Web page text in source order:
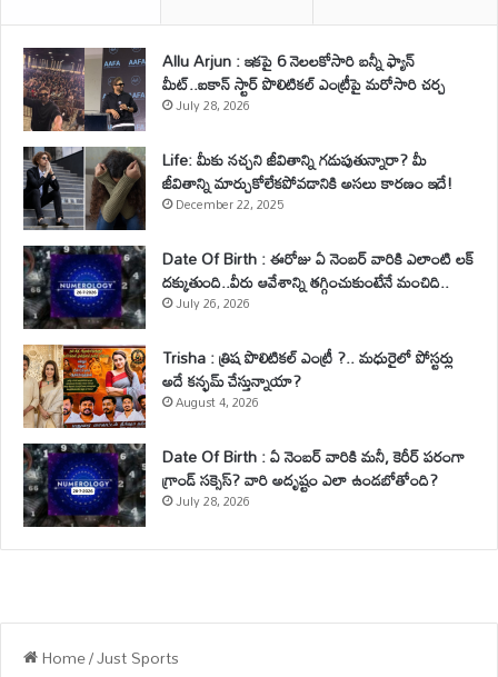
Allu Arjun : ఇకపై 6 నెలలకోసారి బన్నీ ఫ్యాన్
మీట్..ఐకాన్ స్టార్ పొలిటికల్ ఎంట్రీపై మరోసారి చర్చ
July 28, 2026
Life: మీకు నచ్చని జీవితాన్ని గడుపుతున్నారా? మీ
జీవితాన్ని మార్చుకోలేకపోవడానికి అసలు కారణం ఇదే!
December 22, 2025
Date Of Birth : ఈరోజు ఏ నెంబర్ వారికి ఎలాంటి లక్
దక్కుతుంది..వీరు ఆవేశాన్ని తగ్గించుకుంటేనే మంచిది..
July 26, 2026
Trisha : త్రిష పొలిటికల్ ఎంట్రీ ?.. మధురైలో పోస్టర్లు
అదే కన్ఫమ్ చేస్తున్నాయా?
August 4, 2026
Date Of Birth : ఏ నెంబర్ వారికి మనీ, కెరీర్ పరంగా
గ్రాండ్ సక్సెస్? వారి అదృష్టం ఎలా ఉండబోతోంది?
July 28, 2026